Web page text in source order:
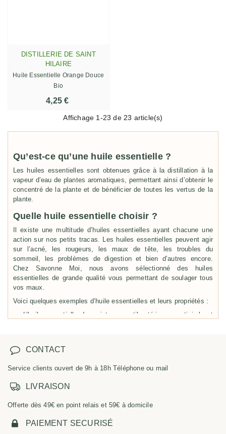
DISTILLERIE DE SAINT
HILAIRE
Huile Essentielle Orange Douce
Bio
4,25 €
Affichage 1 -23 de 23 article(s)
Qu’est-ce qu’une huile essentielle ?
Les huiles essentielles sont obtenues grâce à la distillation à la
vapeur d’eau de plantes aromatiques, permettant ainsi d’obtenir le
concentré de la plante et de bénéficier de toutes les vertus de la
plante.
Quelle huile essentielle choisir ?
Il existe une multitude d’huiles essentielles ayant chacune une
action sur nos petits tracas. Les huiles essentielles peuvent agir
sur l’acné, les rougeurs, les maux de tête, les troubles du
sommeil, les problèmes de digestion et bien d’autres encore.
Chez Savonne Moi, nous avons sélectionné des huiles
essentielles de grande qualité vous permettant de soulager tous
vos maux.
Voici quelques exemples d’huile essentielles et leurs propriétés :
L’huile essentielle de ravintsara, antibactérienne, antivirale et
l’aromathérapie. Purifiante et antiseptique, elle est l’alliée des
L’huile essentielle de patchouli, très appréciée pour son
parfum, elle est parfaite pour soulager l’effet jambe lourde car elle
améliore la circulation sanguine.
L’huile essentielle de menthe poivrée, tonique, stimulante et
antalgique, elle aide à lutter contre les maux de tête et les
nausées.
CONTACT
Service clients ouvert de 9h à 18h Téléphone ou mail
LIVRAISON
Offerte dès 49€ en point relais et 59€ à domicile
PAIEMENT SECURISÉ